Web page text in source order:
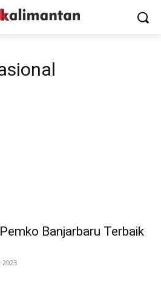
Banjarbaru Terbaik
2023